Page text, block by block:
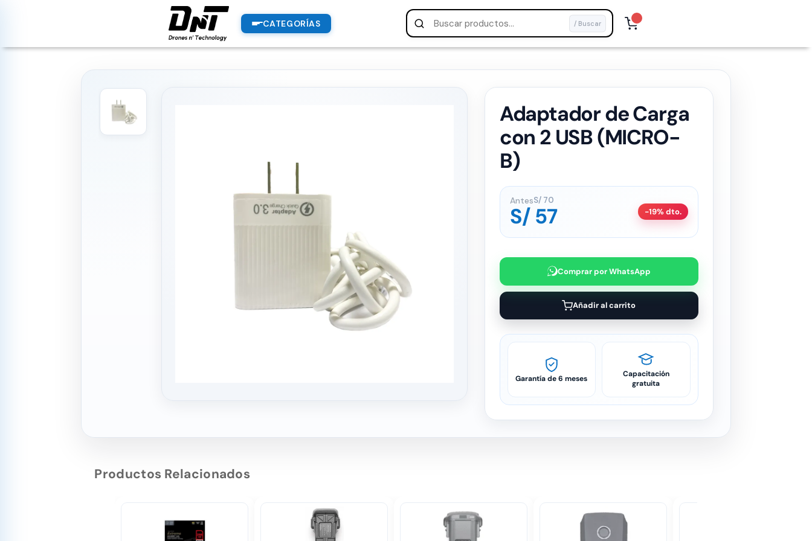
CATEGORÍAS / Buscar
Adaptador de Carga
con 2 USB (MICRO-
B)
AntesS/70
S/57 -19% dto.
Comprar por WhatsApp
Añadir al carrito
Garantía de 6 meses
Capacitación
gratuita
Productos Relacionados
PRODUCTOS
productos destacados